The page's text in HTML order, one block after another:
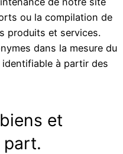
ou la compilation de
produits et services.
dans la mesure du
à partir des
et